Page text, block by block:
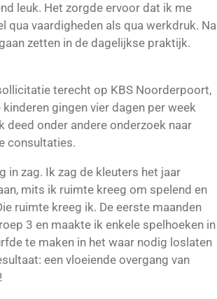
leuk. Het zorgde ervoor dat ik me
vaardigheden als qua werkdruk. Na
zetten in de dagelijkse praktijk.
terecht op KBS Noorderpoort,
gingen vier dagen per week
deed onder andere onderzoek naar
consultaties.
in zag. Ik zag de kleuters het jaar
mits ik ruimte kreeg om spelend en
ruimte kreeg ik. De eerste maanden
3 en maakte ik enkele spelhoeken in
te maken in het waar nodig loslaten
een vloeiende overgang van